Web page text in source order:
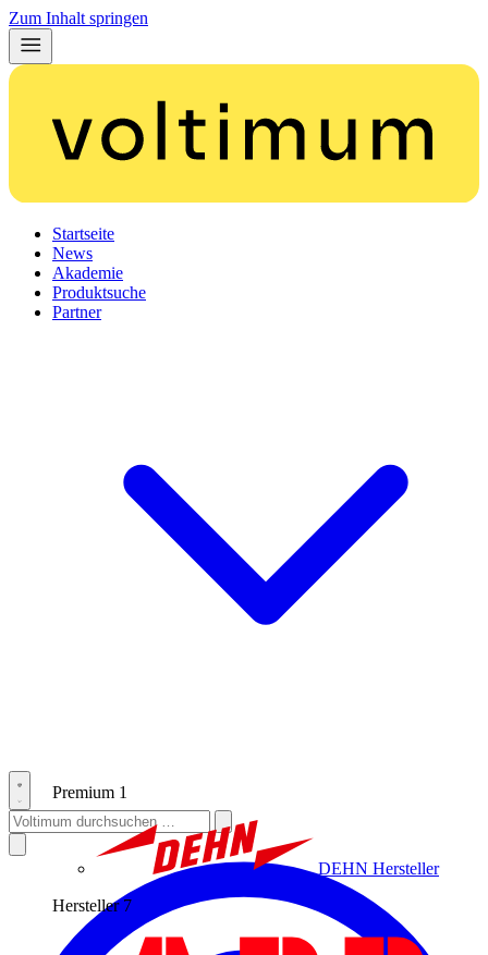
Zum Inhalt springen
Startseite
News
Akademie
Produktsuche
Partner
Premium 1
DEHN Hersteller
Hersteller 7